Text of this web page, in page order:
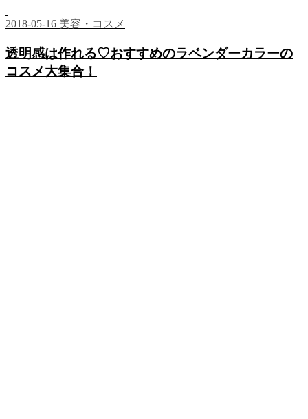
2018-05-16 美容・コスメ
透明感は作れる♡おすすめのラベンダーカラーの
コスメ大集合！